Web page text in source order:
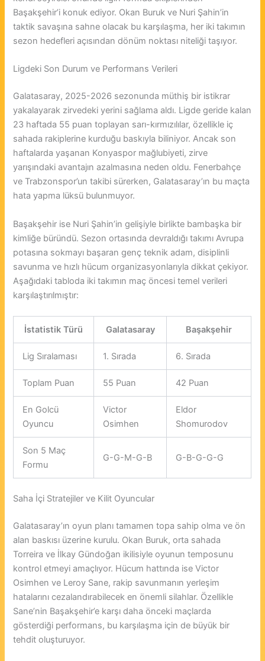
Başakşehir’i konuk ediyor. Okan Buruk ve Nuri Şahin’in
taktik savaşına sahne olacak bu karşılaşma, her iki takımın
sezon hedefleri açısından dönüm noktası niteliği taşıyor.
Ligdeki Son Durum ve Performans Verileri
Galatasaray, 2025-2026 sezonunda müthiş bir istikrar
yakalayarak zirvedeki yerini sağlama aldı. Ligde geride kalan
23 haftada 55 puan toplayan sarı-kırmızılılar, özellikle iç
sahada rakiplerine kurduğu baskıyla biliniyor. Ancak son
haftalarda yaşanan Konyaspor mağlubiyeti, zirve
yarışındaki avantajın azalmasına neden oldu. Fenerbahçe
ve Trabzonspor’un takibi sürerken, Galatasaray’ın bu maçta
hata yapma lüksü bulunmuyor.
Başakşehir ise Nuri Şahin’in gelişiyle birlikte bambaşka bir
kimliğe büründü. Sezon ortasında devraldığı takımı Avrupa
potasına sokmayı başaran genç teknik adam, disiplinli
savunma ve hızlı hücum organizasyonlarıyla dikkat çekiyor.
Aşağıdaki tabloda iki takımın maç öncesi temel verileri
karşılaştırılmıştır:
İstatistik Türü Galatasaray Başakşehir
Lig Sıralaması 1. Sırada 6. Sırada
Toplam Puan 55 Puan 42 Puan
En Golcü
Oyuncu
Victor
Osimhen
Eldor
Shomurodov
Son 5 Maç
Formu
G-G-M-G-B G-B-G-G-G
Saha İçi Stratejiler ve Kilit Oyuncular
Galatasaray’ın oyun planı tamamen topa sahip olma ve ön
alan baskısı üzerine kurulu. Okan Buruk, orta sahada
Torreira ve İlkay Gündoğan ikilisiyle oyunun temposunu
kontrol etmeyi amaçlıyor. Hücum hattında ise Victor
Osimhen ve Leroy Sane, rakip savunmanın yerleşim
hatalarını cezalandırabilecek en önemli silahlar. Özellikle
Sane’nin Başakşehir’e karşı daha önceki maçlarda
gösterdiği performans, bu karşılaşma için de büyük bir
tehdit oluşturuyor.